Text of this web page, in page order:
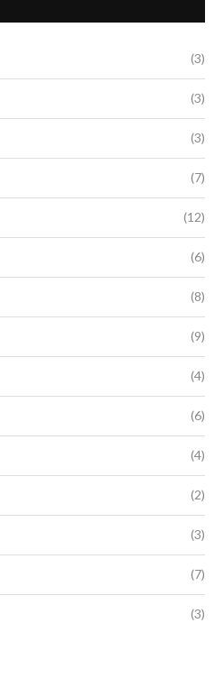
(3)
(3)
(3)
(7)
(12)
(6)
(8)
(9)
(4)
(6)
(4)
(2)
(3)
(7)
(3)